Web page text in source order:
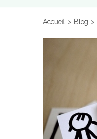
Accueil > Blog >